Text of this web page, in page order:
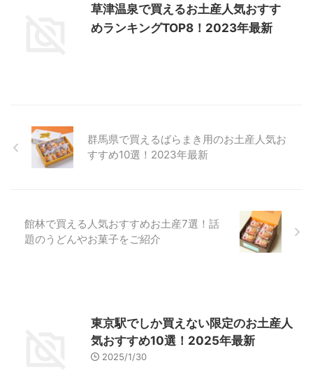
草津温泉で買えるお土産人気おすす
めランキングTOP8！2023年最新
群馬県で買えるばらまき用のお土産人気お
すすめ10選！2023年最新
館林で買える人気おすすめお土産7選！話
題のうどんやお菓子をご紹介
東京駅でしか買えない限定のお土産人
気おすすめ10選！2025年最新
2025/1/30